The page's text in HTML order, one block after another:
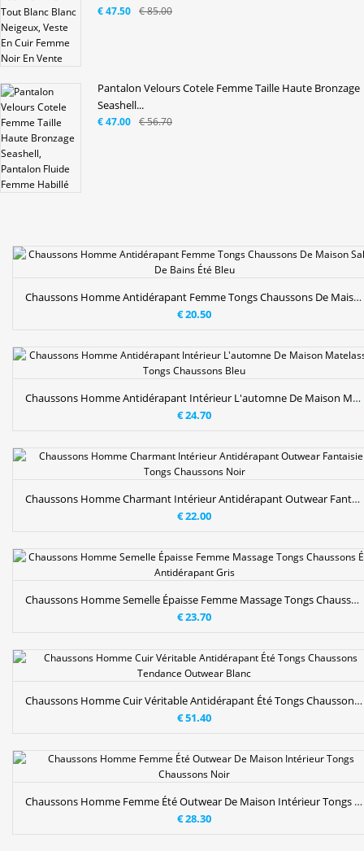
€ 85.00
€ 47.50
Pantalon Velours Cotele Femme Taille Haute Bronzage
Seashell...
€ 56.70
€ 47.00
Chaussons Homme Antidérapant Femme Tongs Chaussons De Maison Salle De Bains Été Bleu
€ 20.50
Chaussons Homme Antidérapant Intérieur L'automne De Maison Matelassé Tongs Chaussons Bleu
€ 24.70
Chaussons Homme Charmant Intérieur Antidérapant Outwear Fantaisie Tongs Chaussons Noir
€ 22.00
Chaussons Homme Semelle Épaisse Femme Massage Tongs Chaussons Été Antidérapant Gris
€ 23.70
Chaussons Homme Cuir Véritable Antidérapant Été Tongs Chaussons Tendance Outwear Blanc
€ 51.40
Chaussons Homme Femme Été Outwear De Maison Intérieur Tongs Chaussons Noir
€ 28.30